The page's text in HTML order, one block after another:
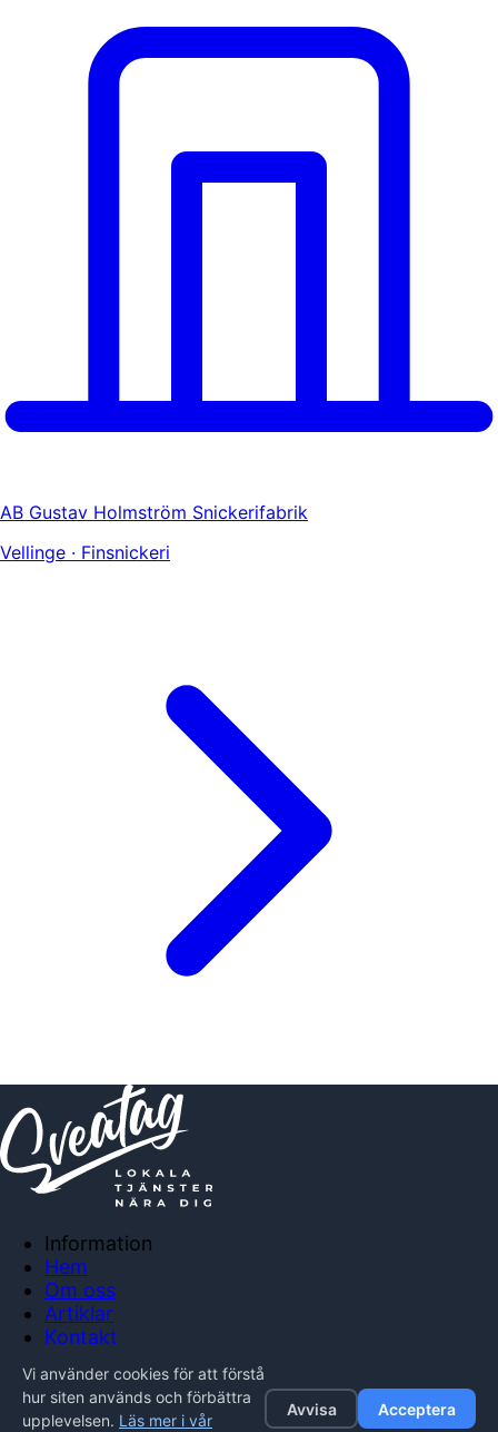
AB Gustav Holmström Snickerifabrik
Vellinge · Finsnickeri
Information
Hem
Om oss
Artiklar
Kontakt
Integritetspolicy
Vi använder cookies för att förstå
hur siten används och förbättra
upplevelsen. Läs mer i vår
Avvisa Acceptera